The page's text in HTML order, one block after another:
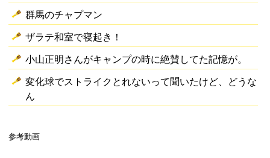
群馬のチャプマン
ザラテ和室で寝起き！
小山正明さんがキャンプの時に絶賛してた記憶が。
変化球でストライクとれないって聞いたけど、どうな
ん
参考動画